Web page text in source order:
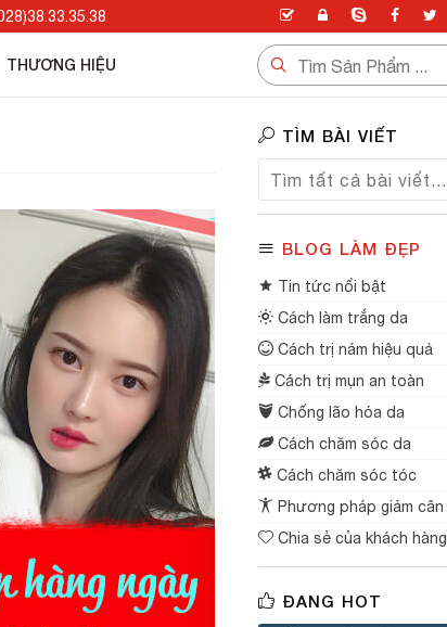
THƯƠNG HIỆU
TÌM BÀI VIẾT
BLOG LÀM ĐẸP
Tin tức nổi bật
Cách làm trắng da
Cách trị nám hiệu quả
Cách trị mụn an toàn
Chống lão hóa da
Cách chăm sóc da
Cách chăm sóc tóc
Phương pháp giảm cân
Chia sẻ của khách hàng
ĐANG HOT